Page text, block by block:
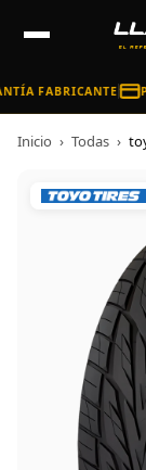
FABRICANTE
Inicio › Todas ›